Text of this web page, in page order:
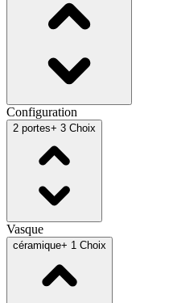
Configuration
2 portes+ 3 Choix
Vasque
céramique+ 1 Choix